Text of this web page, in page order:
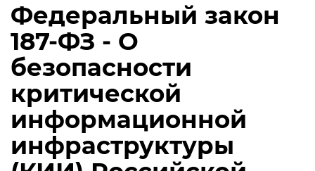
Федеральный закон
187-ФЗ - О
безопасности
критической
информационной
инфраструктуры